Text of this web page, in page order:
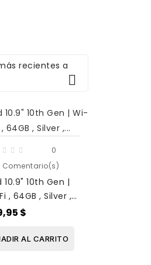
recientes a

0
Comentario(s)
10.9" 10th Gen |
, 64GB , Silver ,
$
AL CARRITO